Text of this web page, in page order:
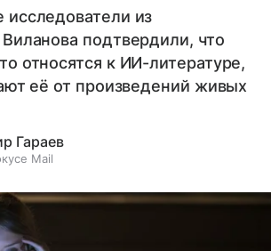
исследователи из
подтвердили, что
относятся к ИИ-литературе,
её от произведений живых
Гараев
Mail